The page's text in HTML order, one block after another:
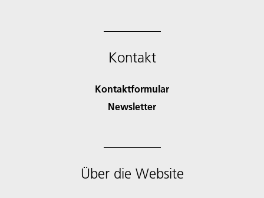
Kontakt
Kontaktformular
Newsletter
Über die Website